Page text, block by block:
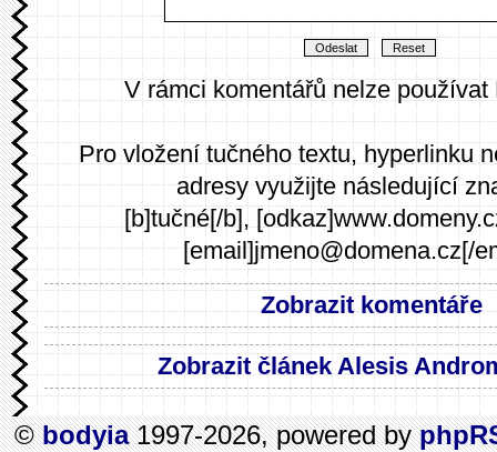
V rámci komentářů nelze používat
Pro vložení tučného textu, hyperlinku
adresy využijte následující
[b]tučné[/b],
[email]jmeno@domena.cz[/
Zobrazit komentáře
Zobrazit článek Alesis
©bodyia1997-2026, powered by